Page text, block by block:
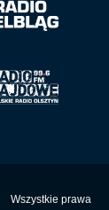
Wszystkie prawa